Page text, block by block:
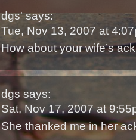
dgs' says:
Tue, Nov 13, 2007 at
How about your wife’s
dgs says:
Sat, Nov 17, 2007 at
She thanked me in her